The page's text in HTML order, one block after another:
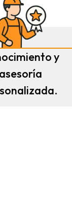
y
asesoría